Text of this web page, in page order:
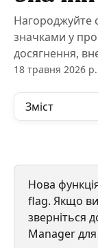
Нагороджуйте
значками у
досягнення,
18 травня 2026 р.
Зміст
Нова
flag. Якщо ви
зверніться
Manager для